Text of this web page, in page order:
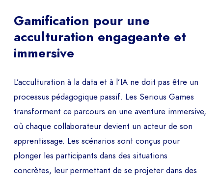
Gamification pour une
acculturation engageante et
immersive
L’acculturation à la data et à l’IA ne doit pas être un
processus pédagogique passif. Les Serious Games
transforment ce parcours en une aventure immersive,
où chaque collaborateur devient un acteur de son
apprentissage. Les scénarios sont conçus pour
plonger les participants dans des situations
concrètes, leur permettant de se projeter dans des